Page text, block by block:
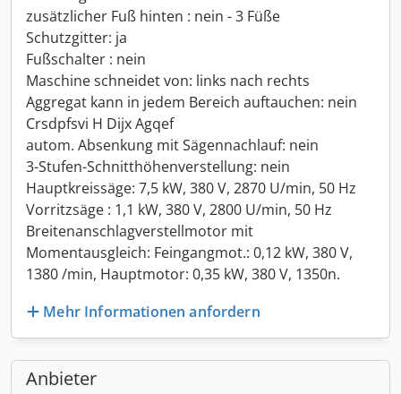
zusätzlicher Fuß hinten : nein - 3 Füße
Schutzgitter: ja
Fußschalter : nein
Maschine schneidet von: links nach rechts
Aggregat kann in jedem Bereich auftauchen: nein
Crsdpfsvi H Dijx Agqef
autom. Absenkung mit Sägennachlauf: nein
3-Stufen-Schnitthöhenverstellung: nein
Hauptkreissäge: 7,5 kW, 380 V, 2870 U/min, 50 Hz
Vorritzsäge : 1,1 kW, 380 V, 2800 U/min, 50 Hz
Breitenanschlagverstellmotor mit
Momentausgleich: Feingangmot.: 0,12 kW, 380 V,
1380 /min, Hauptmotor: 0,35 kW, 380 V, 1350n.
Mehr Informationen anfordern
Anbieter